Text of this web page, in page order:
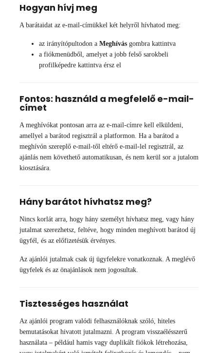
Hogyan hívj meg
A barátaidat az e-mail-címükkel két helyről hívhatod meg:
az irányítópultodon a Meghívás gombra kattintva
a fiókmenüdből, amelyet a jobb felső sarokbeli
profilképedre kattintva érsz el
Fontos: használd a megfelelő e-mail-
címet
A meghívókat pontosan arra az e-mail-címre kell elküldeni,
amellyel a barátod regisztrál a platformon. Ha a barátod a
meghívón szereplő e-mail-től eltérő e-mail-lel regisztrál, az
ajánlás nem követhető automatikusan, és nem kerül sor a jutalom
kiosztására.
Hány barátot hívhatsz meg?
Nincs korlát arra, hogy hány személyt hívhatsz meg, vagy hány
jutalmat szerezhetsz, feltéve, hogy minden meghívott barátod új
ügyfél, és az előfizetésük érvényes.
Az ajánlói jutalmak csak új ügyfelekre vonatkoznak. A meglévő
ügyfelek és az önajánlások nem jogosultak.
Tisztességes használat
Az ajánlói program valódi felhasználóknak szóló, hiteles
bemutatásokat hivatott jutalmazni. A program visszaélésszerű
használata – például hamis vagy duplikált fiókok létrehozása,